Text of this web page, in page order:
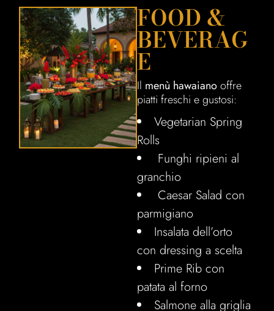
FOOD &
BEVERAG
E
Il menù hawaianooffre
piatti freschi e gustosi:
Vegetarian Spring
Rolls
Funghi ripieni al
granchio
Caesar Salad con
parmigiano
Insalata dell’orto
con dressing a scelta
Prime Rib con
patata al forno
Salmone alla griglia